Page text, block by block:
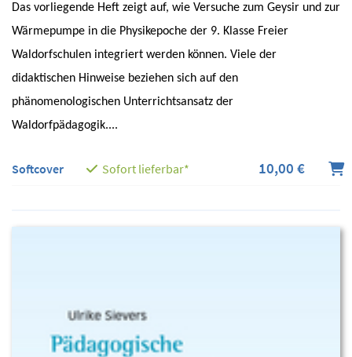
Das vorliegende Heft zeigt auf, wie Versuche zum Geysir und zur
Wärmepumpe in die Physikepoche der 9. Klasse Freier
Waldorfschulen integriert werden können. Viele der
didaktischen Hinweise beziehen sich auf den
phänomenologischen Unterrichtsansatz der
Waldorfpädagogik....
Softcover Sofort lieferbar* 10,00 €